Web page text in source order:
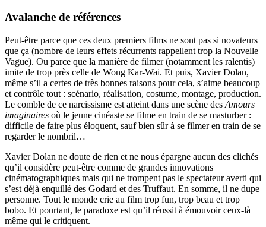
Avalanche de références
Peut-être parce que ces deux premiers films ne sont pas si novateurs
que ça (nombre de leurs effets récurrents rappellent trop la Nouvelle
Vague). Ou parce que la manière de filmer (notamment les ralentis)
imite de trop près celle de Wong Kar-Wai. Et puis, Xavier Dolan,
même s’il a certes de très bonnes raisons pour cela, s’aime beaucoup
et contrôle tout : scénario, réalisation, costume, montage, production.
Le comble de ce narcissisme est atteint dans une scène des Amours
imaginaires où le jeune cinéaste se filme en train de se masturber :
difficile de faire plus éloquent, sauf bien sûr à se filmer en train de se
regarder le nombril…
Xavier Dolan ne doute de rien et ne nous épargne aucun des clichés
qu’il considère peut-être comme de grandes innovations
cinématographiques mais qui ne trompent pas le spectateur averti qui
s’est déjà enquillé des Godard et des Truffaut. En somme, il ne dupe
personne. Tout le monde crie au film trop fun, trop beau et trop
bobo. Et pourtant, le paradoxe est qu’il réussit à émouvoir ceux-là
même qui le critiquent.